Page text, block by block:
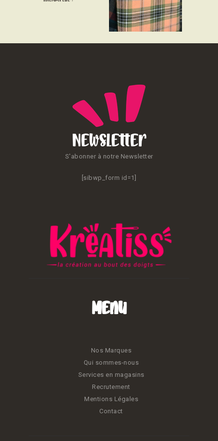
CONTACT
Newsletter
S'abonner à notre Newsletter
[sibwp_form id=1]
Menu
Nos Marques
Qui sommes-nous
Services en magasins
Recrutement
Mentions Légales
Contact